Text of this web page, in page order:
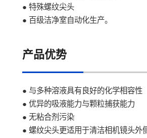
● 特殊螺纹尖头
● 百级洁净室自动化生产。
产品优势
● 与多种溶液具有良好的化学相容性
● 优异的吸液能力与颗粒捕获能力
● 无粘合剂污染
● 螺纹尖头更适用于清洁相机镜头外